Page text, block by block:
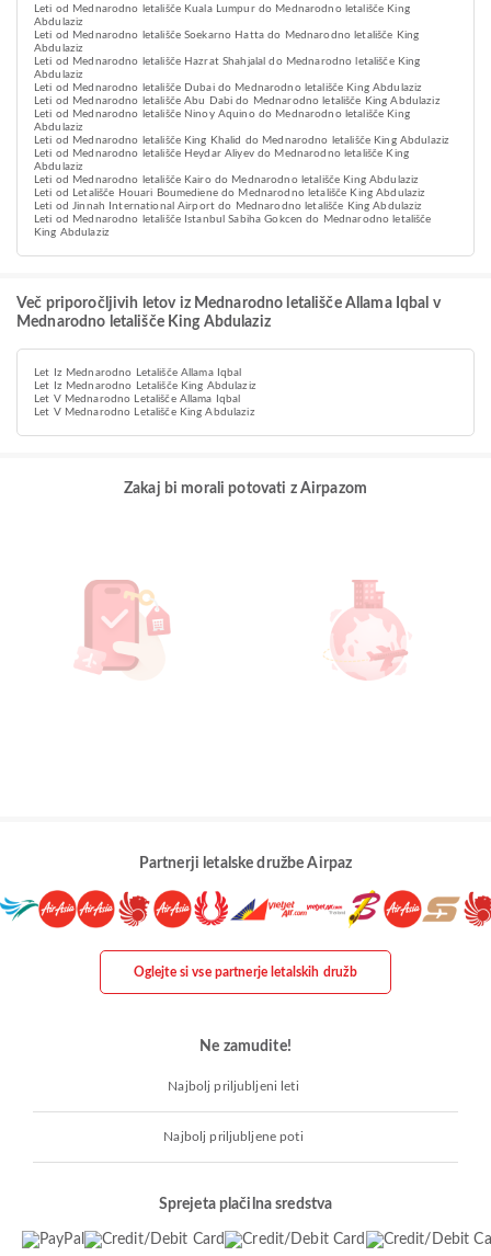
Leti od Mednarodno letališče Kuala Lumpur do Mednarodno letališče King
Abdulaziz
Leti od Mednarodno letališče Soekarno Hatta do Mednarodno letališče King
Abdulaziz
Leti od Mednarodno letališče Hazrat Shahjalal do Mednarodno letališče King
Abdulaziz
Leti od Mednarodno letališče Dubai do Mednarodno letališče King Abdulaziz
Leti od Mednarodno letališče Abu Dabi do Mednarodno letališče King Abdulaziz
Leti od Mednarodno letališče Ninoy Aquino do Mednarodno letališče King
Abdulaziz
Leti od Mednarodno letališče King Khalid do Mednarodno letališče King Abdulaziz
Leti od Mednarodno letališče Heydar Aliyev do Mednarodno letališče King
Abdulaziz
Leti od Mednarodno letališče Kairo do Mednarodno letališče King Abdulaziz
Leti od Letališče Houari Boumediene do Mednarodno letališče King Abdulaziz
Leti od Jinnah International Airport do Mednarodno letališče King Abdulaziz
Leti od Mednarodno letališče Istanbul Sabiha Gokcen do Mednarodno letališče
King Abdulaziz
Več priporočljivih letov iz Mednarodno letališče Allama Iqbal v
Mednarodno letališče King Abdulaziz
Let Iz Mednarodno Letališče Allama Iqbal
Let Iz Mednarodno Letališče King Abdulaziz
Let V Mednarodno Letališče Allama Iqbal
Let V Mednarodno Letališče King Abdulaziz
Zakaj bi morali potovati z Airpazom
Partnerji letalske družbe Airpaz
Oglejte si vse partnerje letalskih družb
Ne zamudite!
Najbolj priljubljeni leti
Najbolj priljubljene poti
Sprejeta plačilna sredstva